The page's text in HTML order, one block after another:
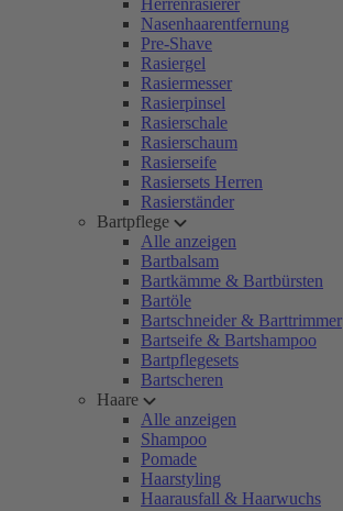
Herrenrasierer
Nasenhaarentfernung
Pre-Shave
Rasiergel
Rasiermesser
Rasierpinsel
Rasierschale
Rasierschaum
Rasierseife
Rasiersets Herren
Rasierständer
Bartpflege
Alle anzeigen
Bartbalsam
Bartkämme & Bartbürsten
Bartöle
Bartschneider & Barttrimmer
Bartseife & Bartshampoo
Bartpflegesets
Bartscheren
Haare
Alle anzeigen
Shampoo
Pomade
Haarstyling
Haarausfall & Haarwuchs